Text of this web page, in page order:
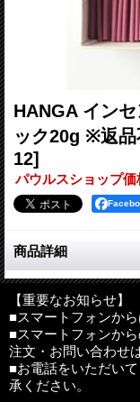
HANGA イン
ック20g ※返品
12]
パウルスショップ価
商品詳細
メントール、ムスク
内容量：スティック
サイズ：約
燃焼時間：約15-17分
※ご使用上の注意：
【重要なお知らせ】
■スマートフォンか
■スマートフォンか
注文・お問い合わせ
■お電話をいただい
承ください。